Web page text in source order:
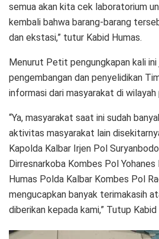
semua akan kita cek laboratorium
kembali bahwa barang-barang
dan ekstasi,” tutur Kabid Humas.
Menurut Petit pengungkapan kali ini
pengembangan dan penyelidikan
informasi dari masyarakat di
“Ya, masyarakat saat ini sudah
aktivitas masyarakat lain
Kapolda Kalbar Irjen Pol
Dirresnarkoba Kombes Pol
Humas Polda Kalbar Kombes Pol
mengucapkan banyak terimakasih
diberikan kepada kami,” Tutup